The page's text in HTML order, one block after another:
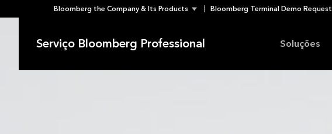
content
Bloomberg the Company & Its Products Bloomberg Terminal Demo Request
Serviço Bloomberg Professional Soluções